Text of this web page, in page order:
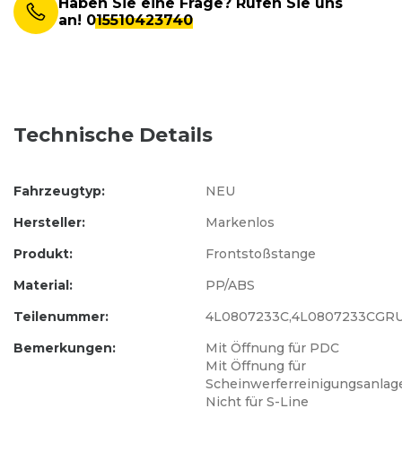
an! 015510423740
Technische Details
Hersteller:
Markenlos
Produkt:
Frontstoßstange
Fahrzeugtyp: NEU
Material:
PP/ABS
Teilenummer:
Bemerkungen:
Mit Öffnung für PDC
Mit Öffnung für
Nicht für S-Line